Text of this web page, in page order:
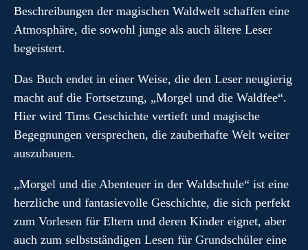
Beschreibungen der magischen Waldwelt schaffen eine
Atmosphäre, die sowohl junge als auch ältere Leser
begeistert.
Das Buch endet in einer Weise, die den Leser neugierig
macht auf die Fortsetzung, „Morgel und die Waldfee“.
Hier wird Tims Geschichte vertieft und magische
Begegnungen versprechen, die zauberhafte Welt weiter
auszubauen.
„Morgel und die Abenteuer in der Waldschule“ ist eine
herzliche und fantasievolle Geschichte, die sich perfekt
zum Vorlesen für Eltern und deren Kinder eignet, aber
auch zum selbstständigen Lesen für Grundschüler eine